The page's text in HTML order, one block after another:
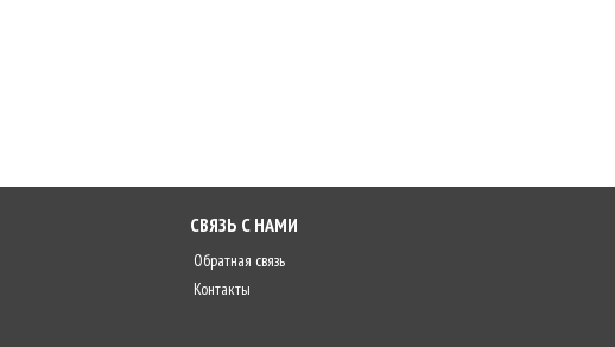
СВЯЗЬ С НАМИ
Обратная связь
Контакты